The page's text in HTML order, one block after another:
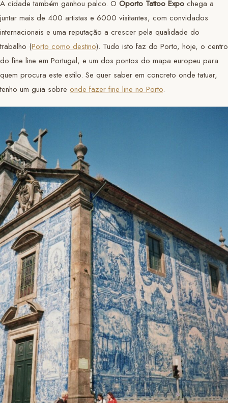
A cidade também ganhou palco. O Oporto Tattoo Expo chega a
juntar mais de 400 artistas e 6000 visitantes, com convidados
internacionais e uma reputação a crescer pela qualidade do
trabalho (Porto como destino). Tudo isto faz do Porto, hoje, o centro
do fine line em Portugal, e um dos pontos do mapa europeu para
quem procura este estilo. Se quer saber em concreto onde tatuar,
tenho um guia sobre onde fazer fine line no Porto.